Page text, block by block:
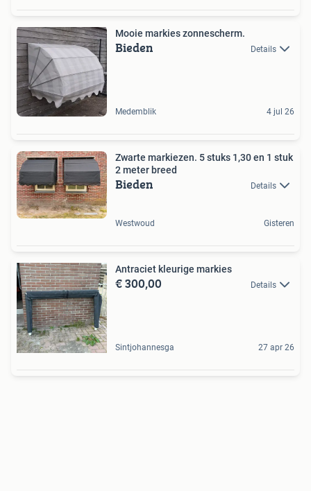
Mooie markies zonnescherm.
Bieden Details
Medemblik 4 jul 26
Zwarte markiezen. 5 stuks 1,30 en 1 stuk
2 meter breed
Bieden Details
Westwoud Gisteren
Antraciet kleurige markies
€ 300,00 Details
Sintjohannesga 27 apr 26